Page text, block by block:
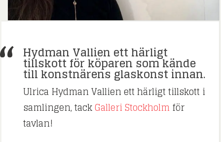
Hydman Vallien ett härligt
tillskott för köparen som kände
till konstnärens glaskonst innan.
Ulrica Hydman Vallien ett härligt tillskott i
samlingen, tackGalleri Stockholm för
tavlan!